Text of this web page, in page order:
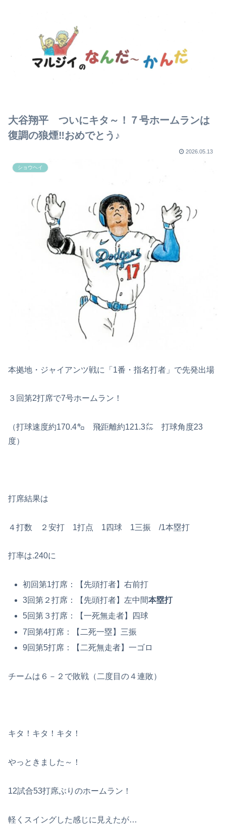
大谷翔平 ついにキタ～！７号ホームランは
復調の狼煙‼おめでとう♪
2026.05.13
ショウヘイ
本拠地・ジャイアンツ戦に「1番・指名打者」で先発出場
３回第2打席で7号ホームラン！
（打球速度約170.4㌔ 飛距離約121.3㍍ 打球角度23
度）
打席結果は
４打数 ２安打 1打点 1四球 1三振 /1本塁打
打率は.240に
初回第1打席：【先頭打者】右前打
3回第２打席：【先頭打者】左中間本塁打
5回第３打席：【一死無走者】四球
7回第4打席：【二死一塁】三振
9回第5打席：【二死無走者】一ゴロ
チームは６－２で敗戦（二度目の４連敗）
キタ！キタ！キタ！
やっときました～！
12試合53打席ぶりのホームラン！
軽くスイングした感じに見えたが…